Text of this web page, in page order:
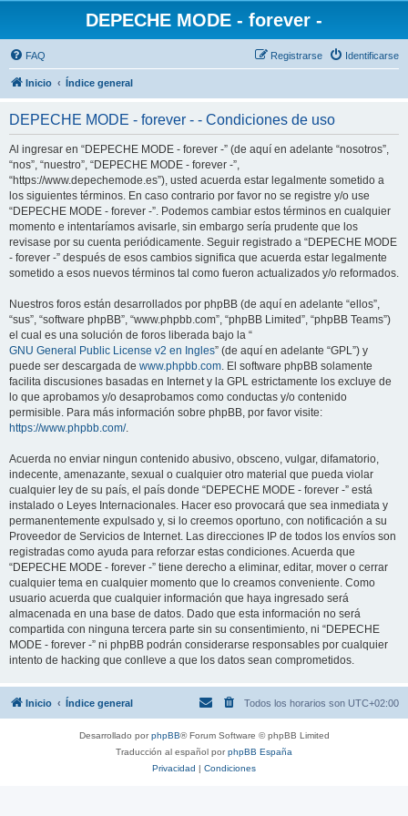
DEPECHE MODE - forever -
FAQ Identificarse
Registrarse
Inicio Índice general
DEPECHE MODE - forever - - Condiciones de uso
Al ingresar en “DEPECHE MODE - forever -” (de aquí en adelante “nosotros”,
“nos”, “nuestro”, “DEPECHE MODE - forever -”,
“https://www.depechemode.es”), usted acuerda estar legalmente sometido a
los siguientes términos. En caso contrario por favor no se registre y/o use
“DEPECHE MODE - forever -”. Podemos cambiar estos términos en cualquier
momento e intentaríamos avisarle, sin embargo sería prudente que los
revisase por su cuenta periódicamente. Seguir registrado a “DEPECHE MODE
- forever -” después de esos cambios significa que acuerda estar legalmente
sometido a esos nuevos términos tal como fueron actualizados y/o reformados.
Nuestros foros están desarrollados por phpBB (de aquí en adelante “ellos”,
“sus”, “software phpBB”, “www.phpbb.com”, “phpBB Limited”, “phpBB Teams”)
el cual es una solución de foros liberada bajo la “
GNU General Public License v2 en Ingles” (de aquí en adelante “GPL”) y
puede ser descargada de www.phpbb.com. El software phpBB solamente
facilita discusiones basadas en Internet y la GPL estrictamente los excluye de
lo que aprobamos y/o desaprobamos como conductas y/o contenido
permisible. Para más información sobre phpBB, por favor visite:
https://www.phpbb.com/.
Acuerda no enviar ningun contenido abusivo, obsceno, vulgar, difamatorio,
indecente, amenazante, sexual o cualquier otro material que pueda violar
cualquier ley de su país, el país donde “DEPECHE MODE - forever -” está
instalado o Leyes Internacionales. Hacer eso provocará que sea inmediata y
permanentemente expulsado y, si lo creemos oportuno, con notificación a su
Proveedor de Servicios de Internet. Las direcciones IP de todos los envíos son
registradas como ayuda para reforzar estas condiciones. Acuerda que
“DEPECHE MODE - forever -” tiene derecho a eliminar, editar, mover o cerrar
cualquier tema en cualquier momento que lo creamos conveniente. Como
usuario acuerda que cualquier información que haya ingresado será
almacenada en una base de datos. Dado que esta información no será
compartida con ninguna tercera parte sin su consentimiento, ni “DEPECHE
MODE - forever -” ni phpBB podrán considerarse responsables por cualquier
intento de hacking que conlleve a que los datos sean comprometidos.
Inicio Índice general Todos los horarios son UTC+02:00
Desarrollado porphpBB® Forum Software © phpBB Limited
Traducción al español porphpBB España
Privacidad | Condiciones